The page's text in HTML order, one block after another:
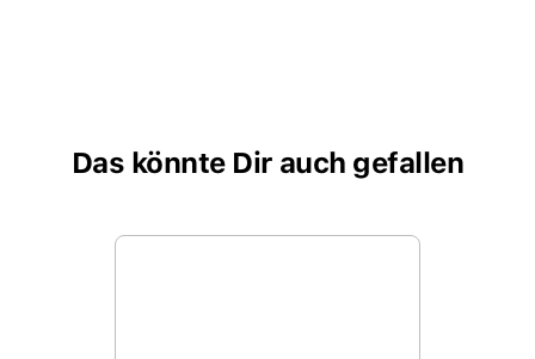
Das könnte Dir auch gefallen
Produktgalerie überspringen